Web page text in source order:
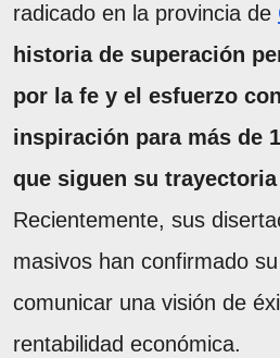
radicado en la provincia de
historia de superación
por la fe y el esfuerzo
inspiración para más de
que siguen su
Recientemente, sus
masivos han confirmado
comunicar una visión de
rentabilidad económica.